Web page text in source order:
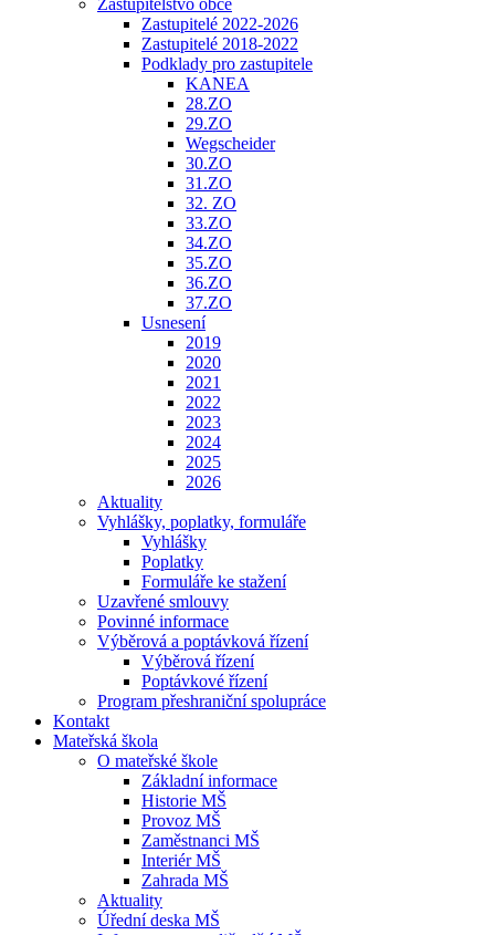
Zastupitelstvo obce
Zastupitelé 2022-2026
Zastupitelé 2018-2022
Podklady pro zastupitele
KANEA
28.ZO
29.ZO
Wegscheider
30.ZO
31.ZO
32. ZO
33.ZO
34.ZO
35.ZO
36.ZO
37.ZO
Usnesení
2019
2020
2021
2022
2023
2024
2025
2026
Aktuality
Vyhlášky, poplatky, formuláře
Vyhlášky
Poplatky
Formuláře ke stažení
Uzavřené smlouvy
Povinné informace
Výběrová a poptávková řízení
Výběrová řízení
Poptávkové řízení
Program přeshraniční spolupráce
Kontakt
Mateřská škola
O mateřské škole
Základní informace
Historie MŠ
Provoz MŠ
Zaměstnanci MŠ
Interiér MŠ
Zahrada MŠ
Aktuality
Úřední deska MŠ